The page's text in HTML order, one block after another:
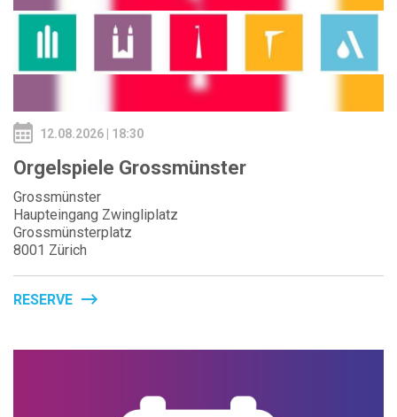
12.08.2026 | 18:30
Orgelspiele Grossmünster
Grossmünster
Haupteingang Zwingliplatz
Grossmünsterplatz
8001 Zürich
RESERVE